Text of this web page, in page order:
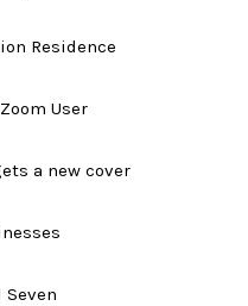
Residence
User
a new cover